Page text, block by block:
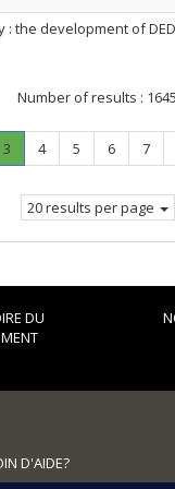
the development of
Number of results : 1645
Page
3.
Current
Page
4 Page
5 Page
6 Page
7
20 results per page
DU
D'AIDE?